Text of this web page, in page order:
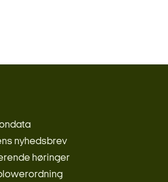
nyhedsbrev
høringer